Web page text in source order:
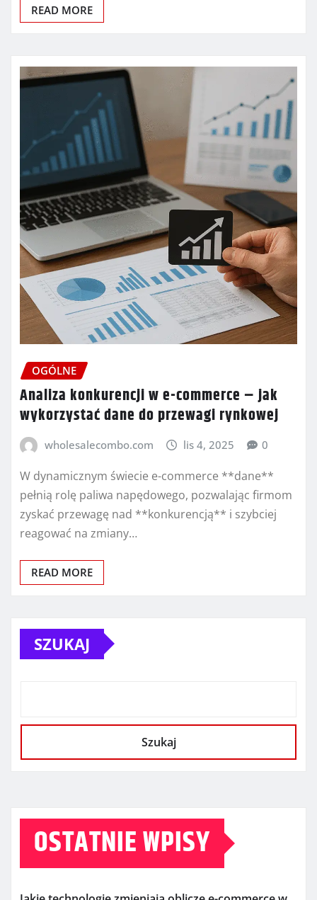
READ MORE
OGÓLNE
Analiza konkurencji w e-commerce – jak
wykorzystać dane do przewagi rynkowej
wholesalecombo.com lis 4, 2025 0
W dynamicznym świecie e-commerce **dane**
pełnią rolę paliwa napędowego, pozwalając firmom
zyskać przewagę nad **konkurencją** i szybciej
reagować na zmiany…
READ MORE
SZUKAJ
Szukaj
OSTATNIE WPISY